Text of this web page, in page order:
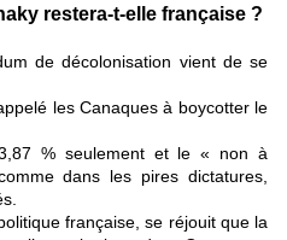
restera-t-elle française ?
décolonisation vient de se
les Canaques à boycotter le
% seulement et le « non à
dans les pires dictatures,
française, se réjouit que la